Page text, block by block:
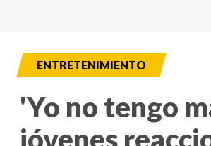
ENTRETENIMIENTO
'Yo no tengo
jóvenes